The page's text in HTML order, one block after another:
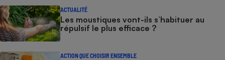
ACTUALITÉ
Les moustiques vont-ils s’habituer au
répulsif le plus efficace ?
ACTION QUE CHOISIR ENSEMBLE